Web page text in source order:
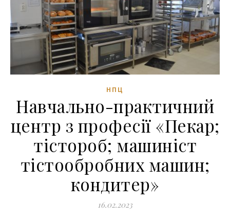
НПЦ
Навчально-практичний
центр з професії «Пекар;
тістороб; машиніст
тістообробних машин;
кондитер»
16.02.2023